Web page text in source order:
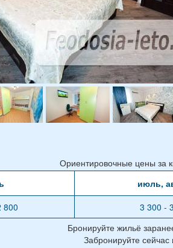
Ориентировочные цены за
июль,
800
3 300 -
Бронируйте жильё
Забронируйте